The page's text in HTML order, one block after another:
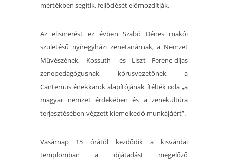
mértékben segítik, fejlődését előmozdítják.
Az elismerést ez évben Szabó Dénes makói
születésű nyíregyházi zenetanárnak, a Nemzet
Művészének, Kossuth- és Liszt Ferenc-díjas
zenepedagógusnak, kórusvezetőnek, a
Cantemus énekkarok alapítójának ítélték oda „a
magyar nemzet érdekében és a zenekultúra
terjesztésében végzett kiemelkedő munkájáért”.
Vasárnap 15 órától kezdődik a kisvárdai
templomban a díjátadást megelőző